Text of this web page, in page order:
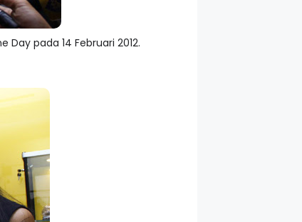
pada 14 Februari 2012.